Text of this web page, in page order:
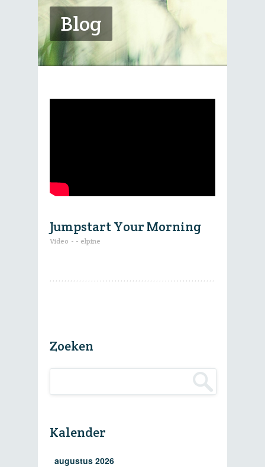
Blog
Jumpstart Your Morning
Video - - elpine
Zoeken
Kalender
augustus 2026